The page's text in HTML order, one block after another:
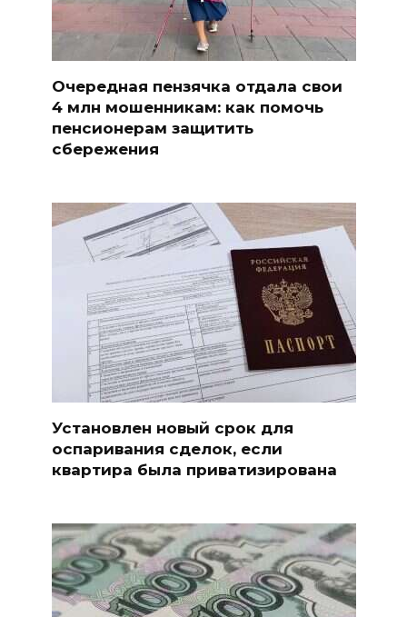
Очередная пензячка отдала свои
4 млн мошенникам: как помочь
пенсионерам защитить
сбережения
Установлен новый срок для
оспаривания сделок, если
квартира была приватизирована